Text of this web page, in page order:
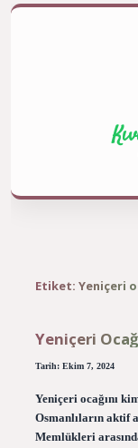
Etiket: Yeniçeri
Yeniçeri
Tarih: Ekim 7, 2024
Yeniçeri ocağını
Osmanlıların aktif
Memlükleri